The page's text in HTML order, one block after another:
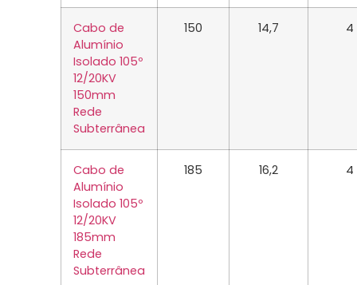
Cabo de
Alumínio
Isolado 105º
12/20KV
150mm
Rede
Subterrânea
150 14,7 4
Cabo de
Alumínio
Isolado 105º
12/20KV
185mm
Rede
Subterrânea
185 16,2 4